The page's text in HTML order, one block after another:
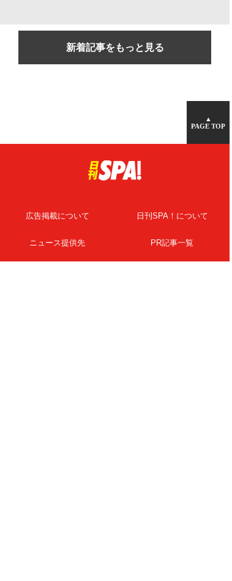
新着記事をもっと見る
▲
PAGE TOP
広告掲載について 日刊SPA！について
ニュース提供先 PR記事一覧